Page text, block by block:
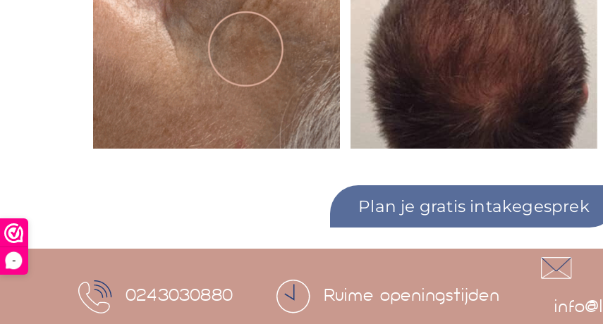
-
Plan je gratis intakegesprek
0243030880 Ruime openingstijden